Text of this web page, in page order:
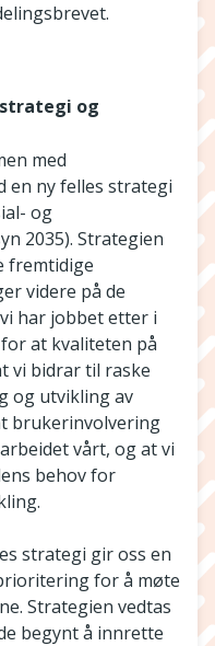
og
med
en ny felles strategi
og
2035). Strategien
fremtidige
videre på de
har jobbet etter i
at kvaliteten på
vi bidrar til raske
og utvikling av
brukerinvolvering
vårt, og at vi
behov for
strategi gir oss en
for å møte
Strategien vedtas
begynt å innrette